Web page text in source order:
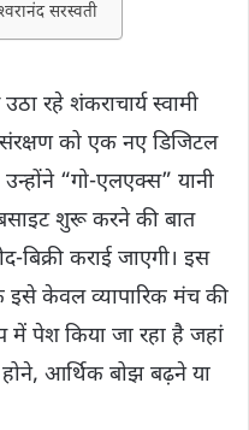
सरस्‍वती
रहे शंकराचार्य स्वामी
को एक नए डिजिटल
“गो-एलएक्स” यानी
शुरू करने की बात
बिक्री कराई जाएगी। इस
केवल व्यापारिक मंच की
पेश किया जा रहा है जहां
आर्थिक बोझ बढ़ने या